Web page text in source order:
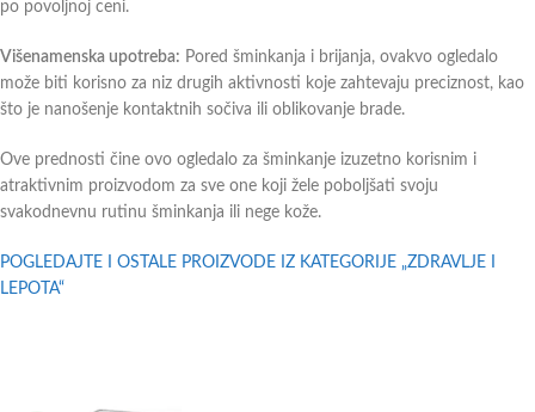
po povoljnoj ceni.
Višenamenska upotreba: Pored šminkanja i brijanja, ovakvo ogledalo
može biti korisno za niz drugih aktivnosti koje zahtevaju preciznost, kao
što je nanošenje kontaktnih sočiva ili oblikovanje brade.
Ove prednosti čine ovo ogledalo za šminkanje izuzetno korisnim i
atraktivnim proizvodom za sve one koji žele poboljšati svoju
svakodnevnu rutinu šminkanja ili nege kože.
POGLEDAJTE I OSTALE PROIZVODE IZ KATEGORIJE „ZDRAVLJE I
LEPOTA“